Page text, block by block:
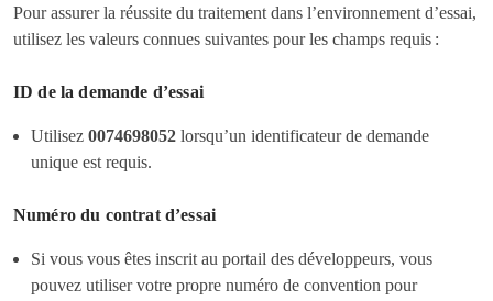
Pour assurer la réussite du traitement dans l’environnement d’essai,
utilisez les valeurs connues suivantes pour les champs requis :
ID de la demande d’essai
Utilisez 0074698052 lorsqu’un identificateur de demande
unique est requis.
Numéro du contrat d’essai
Si vous vous êtes inscrit au portail des développeurs, vous
pouvez utiliser votre propre numéro de convention pour